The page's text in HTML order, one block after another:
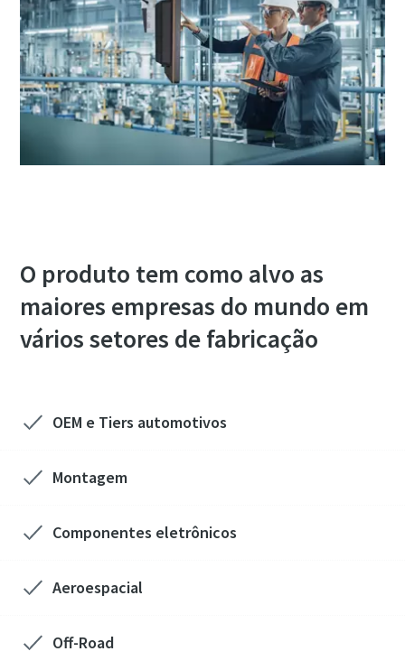
O produto tem como alvo as
maiores empresas do mundo em
vários setores de fabricação
OEM e Tiers​ automotivos
Montagem
Componentes eletrônicos
Aeroespacial
Off-Road